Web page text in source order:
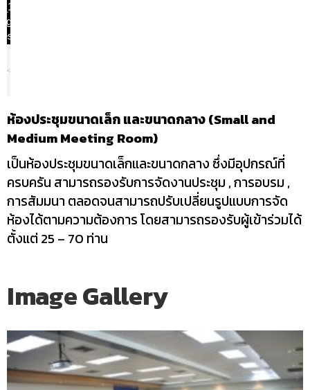
ห้องประชุมขนาดเล็ก และขนาดกลาง (Small and
Medium Meeting Room)
เป็นห้องประชุมขนาดเล็กและขนาดกลาง ซึ่งมีอุปกรณ์ที่
ครบครัน สามารถรองรับการจัดงานประชุม , การอบรม ,
การสัมมนา ตลอดจนสามารถปรับเปลี่ยนรูปแบบการจัด
ห้องได้ตามความต้องการ โดยสามารถรองรับผู้เข้าร่วมได้
ตั้งแต่ 25 – 70 ท่าน
Image Gallery